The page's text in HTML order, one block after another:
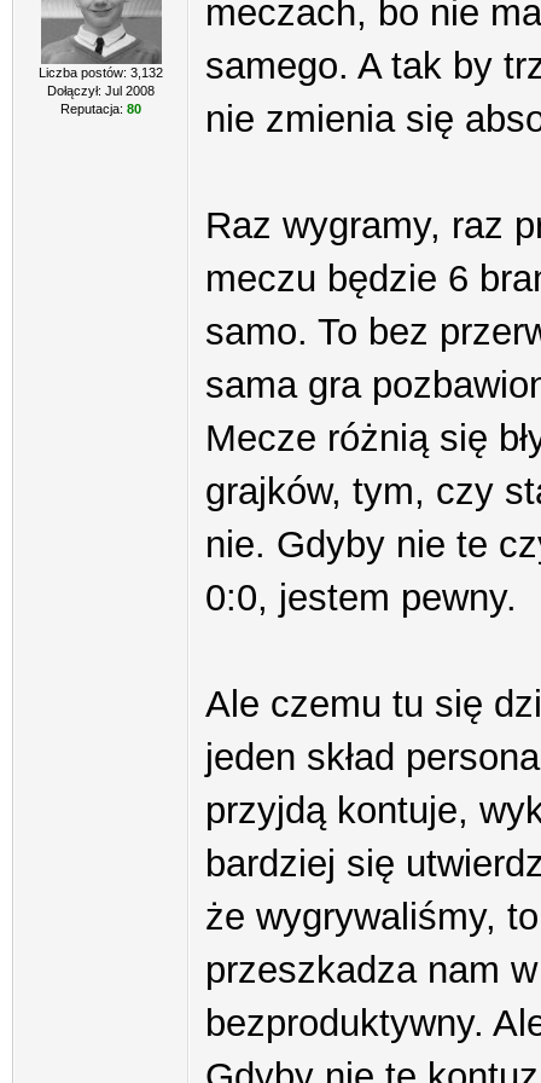
Liczba postów: 3,132
Dołączył: Jul 2008
Reputacja: 80
meczach, bo nie
samego. A tak by
nie zmienia się
Raz wygramy, raz
meczu będzie 6
samo. To bez
sama gra
Mecze różnią się
grajków, tym, czy
nie. Gdyby nie te
0:0, jestem pewny.
Ale czemu tu się
jeden skład
przyjdą kontuje,
bardziej się
że wygrywaliśmy,
przeszkadza nam
bezproduktywny.